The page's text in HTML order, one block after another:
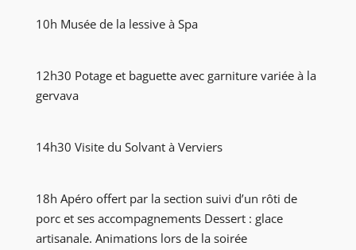
10h Musée de la lessive à Spa
12h30 Potage et baguette avec garniture variée à la
gervava
14h30 Visite du Solvant à Verviers
18h Apéro offert par la section suivi d’un rôti de
porc et ses accompagnements Dessert : glace
artisanale. Animations lors de la soirée